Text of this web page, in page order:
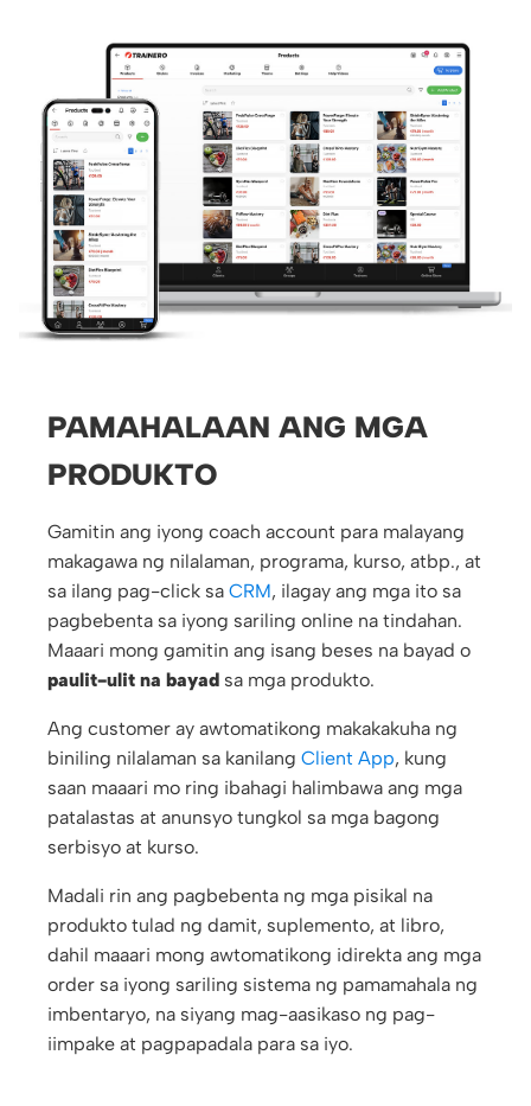
PAMAHALAAN ANG MGA
PRODUKTO
Gamitin ang iyong coach account para malayang
makagawa ng nilalaman, programa, kurso, atbp., at
sa ilang pag-click sa CRM, ilagay ang mga ito sa
pagbebenta sa iyong sariling online na tindahan.
Maaari mong gamitin ang isang beses na bayad o
paulit-ulit na bayad sa mga produkto.
Ang customer ay awtomatikong makakakuha ng
biniling nilalaman sa kanilang Client App, kung
saan maaari mo ring ibahagi halimbawa ang mga
patalastas at anunsyo tungkol sa mga bagong
serbisyo at kurso.
Madali rin ang pagbebenta ng mga pisikal na
produkto tulad ng damit, suplemento, at libro,
dahil maaari mong awtomatikong idirekta ang mga
order sa iyong sariling sistema ng pamamahala ng
imbentaryo, na siyang mag-aasikaso ng pag-
iimpake at pagpapadala para sa iyo.